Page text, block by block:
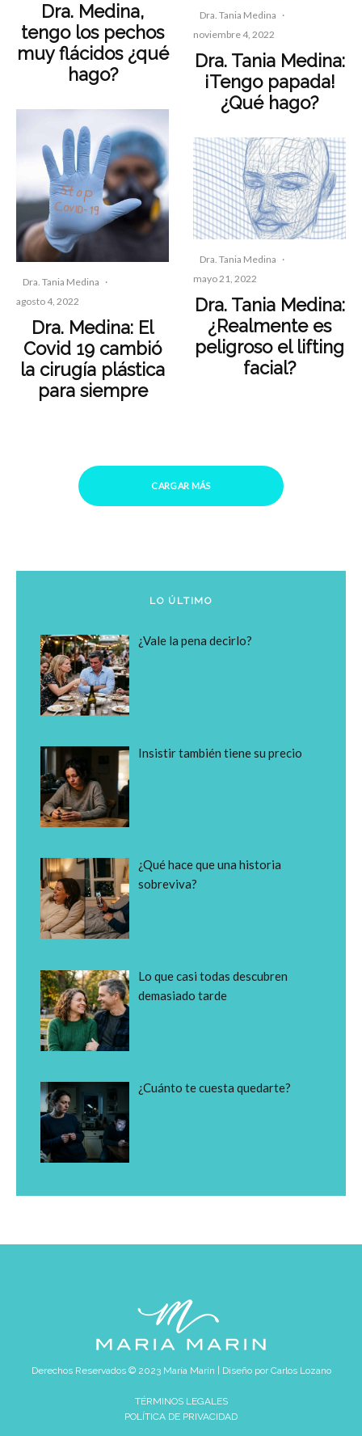
Dra. Medina,
tengo los pechos
muy flácidos ¿qué
hago?
Dra. Tania Medina ·
agosto 4, 2022
Dra. Medina: El
Covid 19 cambió
la cirugía plástica
para siempre
Dra. Tania Medina ·
noviembre 4, 2022
Dra. Tania Medina:
¡Tengo papada!
¿Qué hago?
Dra. Tania Medina ·
mayo 21, 2022
Dra. Tania Medina:
¿Realmente es
peligroso el lifting
facial?
CARGAR MÁS
LO ÚLTIMO
¿Vale la pena decirlo?
Insistir también tiene su precio
¿Qué hace que una historia
sobreviva?
Lo que casi todas descubren
demasiado tarde
¿Cuánto te cuesta quedarte?
Derechos Reservados © 2023 María Marín | Diseño porCarlos Lozano
TÉRMINOS LEGALES
POLÍTICA DE PRIVACIDAD